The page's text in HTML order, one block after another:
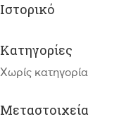
Ιστορικό
Kατηγορίες
Χωρίς κατηγορία
Μεταστοιχεία